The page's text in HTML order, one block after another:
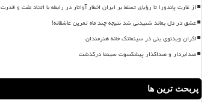
از غارت پاندورا تا رؤیای تسلط بر ایران اخطار آواتار در رابطه با اتحاد نفت و قدرت
عشق در دل بماند شنیدنی شد نتیجه چند ماه تمرین عاشقانه!
اکران ویدئوی بنی در سینماتک خانه هنرمندان
صدابردار و صداگذار پیشکسوت سینما درگذشت
پربحث ترین ها